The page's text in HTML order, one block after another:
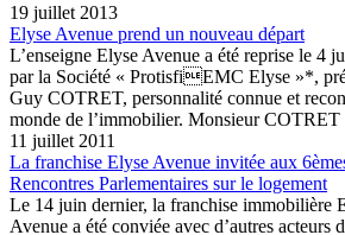
19 juillet 2013
Elyse Avenue prend un nouveau départ
L’enseigne Elyse Avenue a été reprise le 4
par la Société « ProtisfiEMC Elyse »*,
Guy COTRET, personnalité connue et
monde de l’immobilier. Monsieur COTRET
11 juillet 2011
La franchise Elyse Avenue invitée aux
Rencontres Parlementaires sur le logement
Le 14 juin dernier, la franchise immobilière
Avenue a été conviée avec d’autres acteurs